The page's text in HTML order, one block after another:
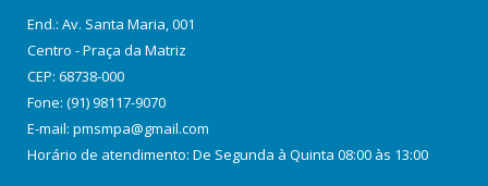
End.: Av. Santa Maria, 001
Centro - Praça da Matriz
CEP: 68738-000
Fone: (91) 98117-9070
E-mail: pmsmpa@gmail.com
Horário de atendimento: De Segunda à Quinta 08:00 às 13:00